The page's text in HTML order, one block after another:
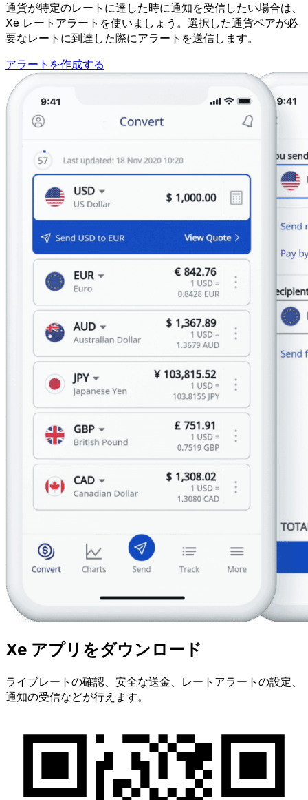
通貨が特定のレートに達した時に通知を受信したい場合は、
Xe レートアラートを使いましょう。選択した通貨ペアが必
要なレートに到達した際にアラートを送信します。
アラートを作成する
Xe アプリをダウンロード
ライブレートの確認、安全な送金、レートアラートの設定、
通知の受信などが行えます。